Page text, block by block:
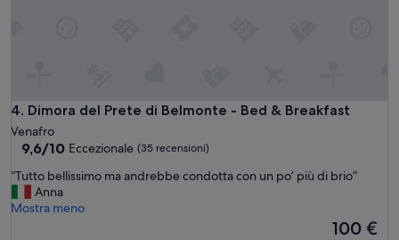
4. Dimora del Prete di Belmonte - Bed & Breakfast
Dimora del Prete di Belmonte - Bed & Breakfast
Venafro
9.6
10,
Eccezionale,
(35
9,6/10 Eccezionale (35 recensioni)
“
u
“Tutto bellissimo ma andrebbe condotta con un po’ più di brio”
Anna
Mostra meno
Il
100 €